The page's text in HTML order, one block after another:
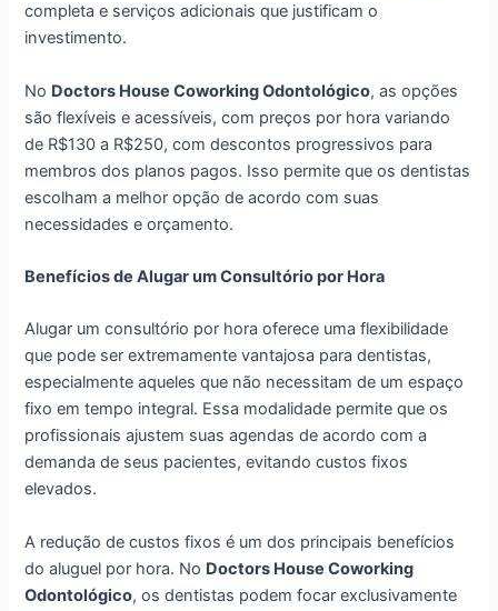
completa e serviços adicionais que justificam o
investimento.
No Doctors House Coworking Odontológico, as opções
são flexíveis e acessíveis, com preços por hora variando
de R$130 a R$250, com descontos progressivos para
membros dos planos pagos. Isso permite que os dentistas
escolham a melhor opção de acordo com suas
necessidades e orçamento.
Benefícios de Alugar um Consultório por Hora
Alugar um consultório por hora oferece uma flexibilidade
que pode ser extremamente vantajosa para dentistas,
especialmente aqueles que não necessitam de um espaço
fixo em tempo integral. Essa modalidade permite que os
profissionais ajustem suas agendas de acordo com a
demanda de seus pacientes, evitando custos fixos
elevados.
A redução de custos fixos é um dos principais benefícios
do aluguel por hora. No Doctors House Coworking
Odontológico, os dentistas podem focar exclusivamente